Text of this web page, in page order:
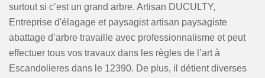
surtout si c’est un grand arbre. Artisan DUCULTY,
Entreprise d'élagage et paysagist artisan paysagiste
abattage d’arbre travaille avec professionnalisme et peut
effectuer tous vos travaux dans les règles de l’art à
Escandolieres dans le 12390. De plus, il détient diverses